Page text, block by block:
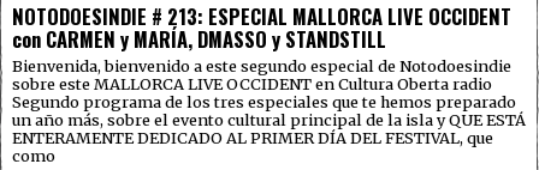
NOTODOESINDIE # 213: ESPECIAL MALLORCA LIVE OCCIDENT
con CARMEN y MARÍA, DMASSO y STANDSTILL
Bienvenida, bienvenido a este segundo especial de Notodoesindie
sobre este MALLORCA LIVE OCCIDENT en Cultura Oberta radio
Segundo programa de los tres especiales que te hemos preparado
un año más, sobre el evento cultural principal de la isla y QUE ESTÁ
ENTERAMENTE DEDICADO AL PRIMER DÍA DEL FESTIVAL, que
como